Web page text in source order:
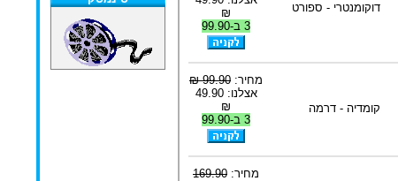
דוקומנטרי - ספורט
₪
3 ב-99.90
קומדיה - דרמה
מחיר: 99.90 ₪
אצלנו: 49.90
₪
3 ב-99.90
מחיר: 169.90